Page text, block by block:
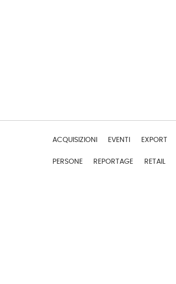
ACQUISIZIONI EVENTI EXPORT
PERSONE REPORTAGE RETAIL